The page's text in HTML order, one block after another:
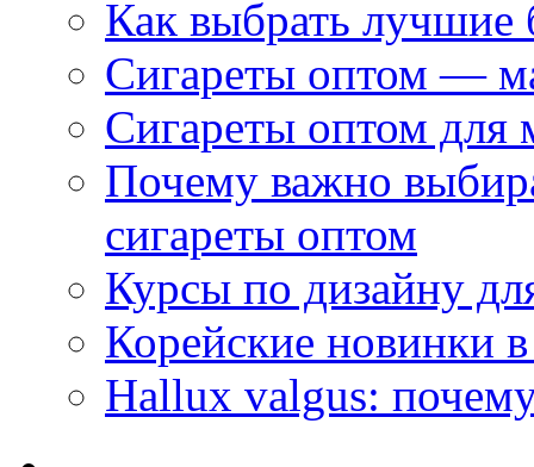
Как выбрать
Сигареты оптом —
Сигареты оптом для
Почему важно
сигареты оптом
Курсы по дизайну
Корейские новинки
Hallux valgus: почему